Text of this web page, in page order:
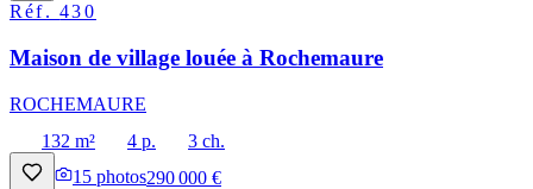
Réf.430
Maison de village louée à Rochemaure
ROCHEMAURE
132 m²
4 p.
3 ch.
15 photos290 000 €